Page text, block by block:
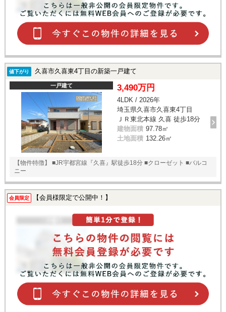
値下がり 久喜市久喜東4丁目の新築一戸建て
一戸建て 3,490万円
4LDK / 2026年
埼玉県久喜市久喜東4丁目
ＪＲ東北本線 久喜 徒歩18分
建物面積 97.78㎡
土地面積 132.26㎡
【物件特徴】 ■JR宇都宮線『久喜』駅徒歩18分 ■クローゼット ■バルコ
ニー
会員限定 【会員様限定で公開中！】